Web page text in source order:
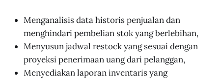
Menganalisis data historis penjualan dan
menghindari pembelian stok yang berlebihan,
Menyusun jadwal restock yang sesuai dengan
proyeksi penerimaan uang dari pelanggan,
Menyediakan laporan inventaris yang